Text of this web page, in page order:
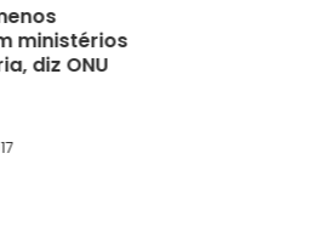
ministérios
diz ONU